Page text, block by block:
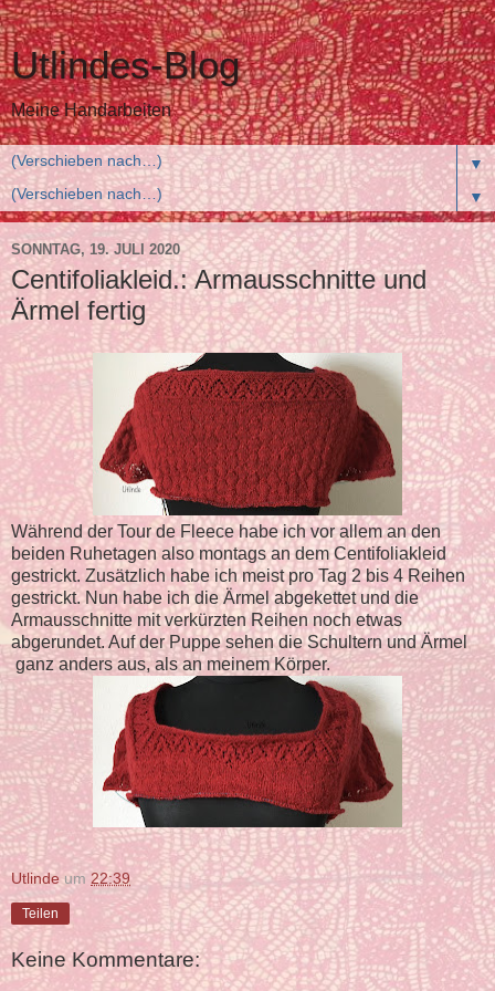
Utlindes-Blog
Meine Handarbeiten
▼
▼
SONNTAG, 19. JULI 2020
Centifoliakleid.: Armausschnitte und
Ärmel fertig
Während der Tour de Fleece habe ich vor allem an den
beiden Ruhetagen also montags an dem Centifoliakleid
gestrickt. Zusätzlich habe ich meist pro Tag 2 bis 4 Reihen
gestrickt. Nun habe ich die Ärmel abgekettet und die
Armausschnitte mit verkürzten Reihen noch etwas
abgerundet. Auf der Puppe sehen die Schultern und Ärmel
ganz anders aus, als an meinem Körper.
Utlinde um 22:39
Teilen
Keine Kommentare: